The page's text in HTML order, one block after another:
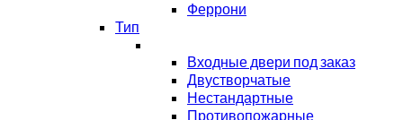
Феррони
Тип
Входные двери под заказ
Двустворчатые
Нестандартные
Противопожарные